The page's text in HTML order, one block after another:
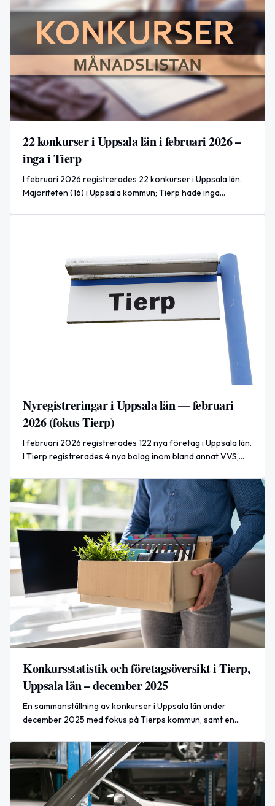
22 konkurser i Uppsala län i februari 2026 –
inga i Tierp
I februari 2026 registrerades 22 konkurser i Uppsala län.
Majoriteten (16) i Uppsala kommun; Tierp hade inga
Nyregistreringar i Uppsala län — februari
2026 (fokus Tierp)
I februari 2026 registrerades 122 nya företag i Uppsala län.
I Tierp registrerades 4 nya bolag inom bland annat VVS,
hårvårdsprodukter.
Konkursstatistik och företagsöversikt i Tierp,
Uppsala län – december 2025
En sammanställning av konkurser i Uppsala län under
december 2025 med fokus på Tierps kommun, samt en
kommunen.